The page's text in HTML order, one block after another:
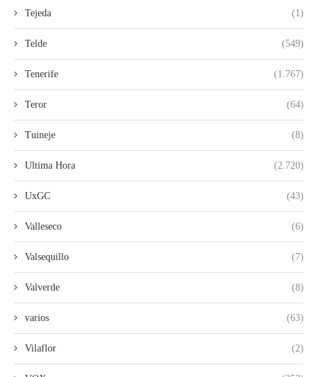
Tejeda (1)
Telde (549)
Tenerife (1.767)
Teror (64)
Tuineje (8)
Ultima Hora (2.720)
UxGC (43)
Valleseco (6)
Valsequillo (7)
Valverde (8)
varios (63)
Vilaflor (2)